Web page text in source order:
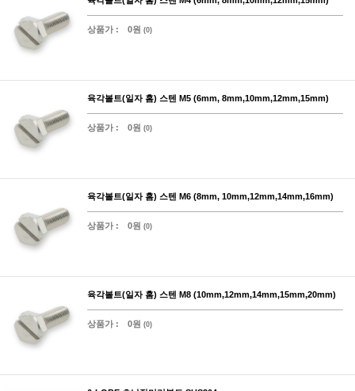
상품가 : 0원 (0)
육각볼트(일자 홈) 스텐 M5 (6mm, 8mm,10mm,12mm,15mm)
상품가 : 0원 (0)
육각볼트(일자 홈) 스텐 M6 (8mm, 10mm,12mm,14mm,16mm)
상품가 : 0원 (0)
육각볼트(일자 홈) 스텐 M8 (10mm,12mm,14mm,15mm,20mm)
상품가 : 0원 (0)